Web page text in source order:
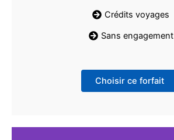
Crédits voyages
Sans engagement
Choisir ce forfait